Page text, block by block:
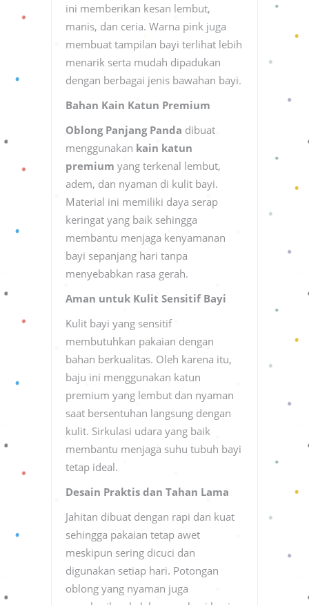
ini memberikan kesan lembut,
manis, dan ceria. Warna pink juga
membuat tampilan bayi terlihat lebih
menarik serta mudah dipadukan
dengan berbagai jenis bawahan bayi.
Bahan Kain Katun Premium
Oblong Panjang Panda dibuat
menggunakan kain katun
premium yang terkenal lembut,
adem, dan nyaman di kulit bayi.
Material ini memiliki daya serap
keringat yang baik sehingga
membantu menjaga kenyamanan
bayi sepanjang hari tanpa
menyebabkan rasa gerah.
Aman untuk Kulit Sensitif Bayi
Kulit bayi yang sensitif
membutuhkan pakaian dengan
bahan berkualitas. Oleh karena itu,
baju ini menggunakan katun
premium yang lembut dan nyaman
saat bersentuhan langsung dengan
kulit. Sirkulasi udara yang baik
membantu menjaga suhu tubuh bayi
tetap ideal.
Desain Praktis dan Tahan Lama
Jahitan dibuat dengan rapi dan kuat
sehingga pakaian tetap awet
meskipun sering dicuci dan
digunakan setiap hari. Potongan
oblong yang nyaman juga